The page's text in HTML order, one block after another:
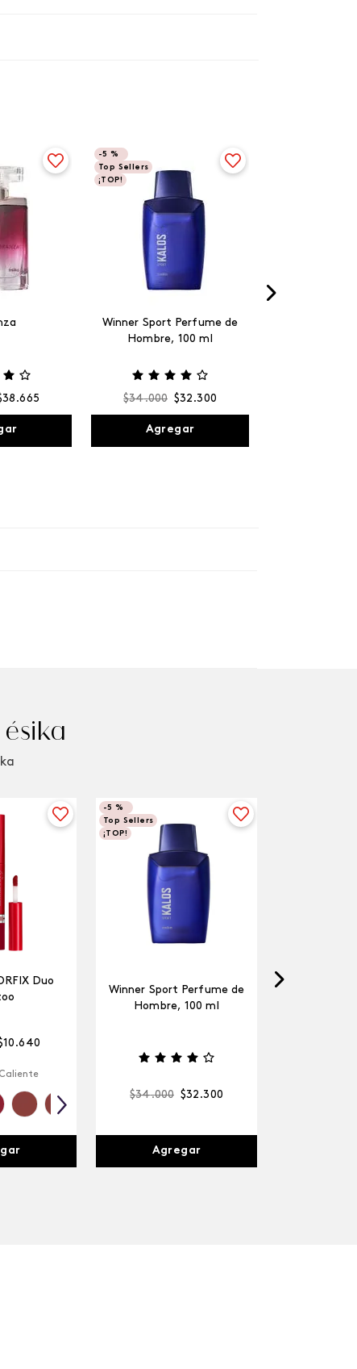
38 .665
-5 %
Top Sellers
¡TOP!
Winner Sport Perfume de
Hombre, 100 ml
$34.000 $32 .300
Agregar
Duo
10 .640
-5 %
Top Sellers
¡TOP!
Winner Sport Perfume de
Hombre, 100 ml
$34.000 $32 .300
Agregar